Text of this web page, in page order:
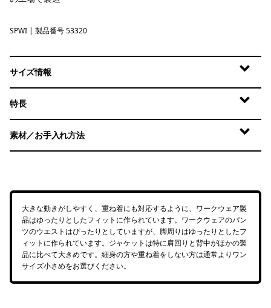
Splashing Seas: Wing Grey
SPWI | 製品番号 53320
サイズ情報
特長
素材／お手入れ方法
大きな動きがしやすく、重ね着にも対応するように、ワークウェア製
品はゆったりとしたフィットに作られています。ワークウェアのパン
ツのウエストはぴったりとしていますが、脚周りはゆったりとしたフ
ィットに作られています。ジャケットは特に肩回りと背中がほかの製
品に比べて大きめです。細身の方や重ね着をしない方は通常よりワン
サイズ小さめをお選びください。